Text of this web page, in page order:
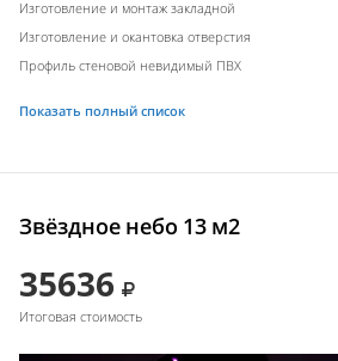
Изготовление и монтаж закладной
Изготовление и окантовка отверстия
Профиль стеновой невидимый ПВХ
Показать полный список
Звёздное небо 13 м2
35636
Итоговая стоимость